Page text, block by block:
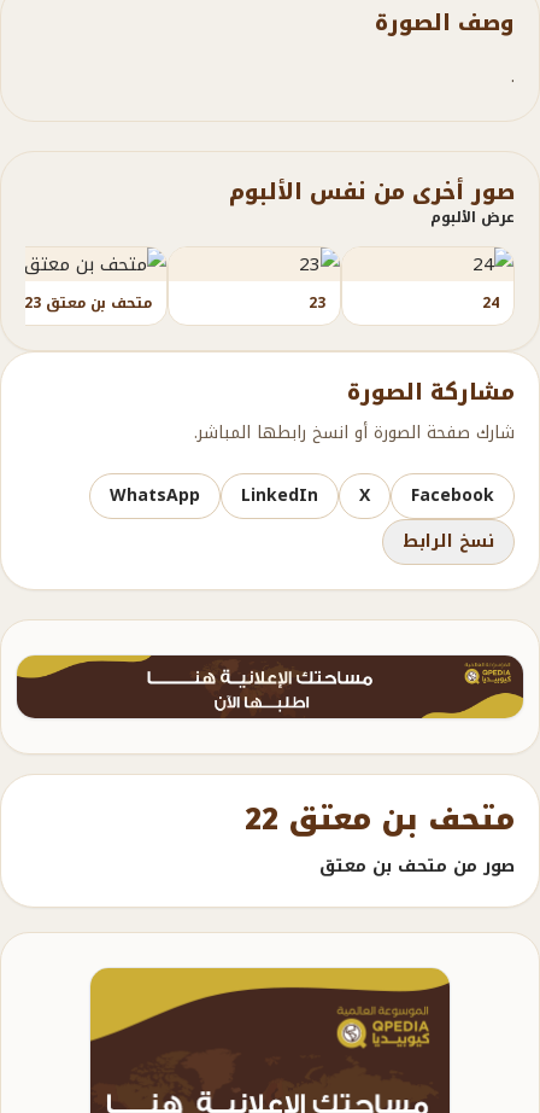
وصف الصورة
.
صور أخرى من نفس الألبوم
عرض الألبوم
24
23 متحف بن معتق 23
مشاركة الصورة
شارك صفحة الصورة أو انسخ رابطها المباشر.
Facebook
X
LinkedIn
WhatsApp
نسخ الرابط
متحف بن معتق 22
صور من متحف بن معتق